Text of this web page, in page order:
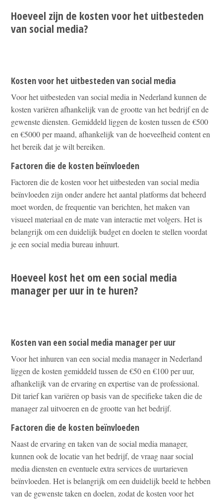
Hoeveel zijn de kosten voor het uitbesteden
van social media?
Kosten voor het uitbesteden van social media
Voor het uitbesteden van social media in Nederland kunnen de
kosten variëren afhankelijk van de grootte van het bedrijf en de
gewenste diensten. Gemiddeld liggen de kosten tussen de €500
en €5000 per maand, afhankelijk van de hoeveelheid content en
het bereik dat je wilt bereiken.
Factoren die de kosten beïnvloeden
Factoren die de kosten voor het uitbesteden van social media
beïnvloeden zijn onder andere het aantal platforms dat beheerd
moet worden, de frequentie van berichten, het maken van
visueel materiaal en de mate van interactie met volgers. Het is
belangrijk om een duidelijk budget en doelen te stellen voordat
je een social media bureau inhuurt.
Hoeveel kost het om een social media
manager per uur in te huren?
Kosten van een social media manager per uur
Voor het inhuren van een social media manager in Nederland
liggen de kosten gemiddeld tussen de €50 en €100 per uur,
afhankelijk van de ervaring en expertise van de professional.
Dit tarief kan variëren op basis van de specifieke taken die de
manager zal uitvoeren en de grootte van het bedrijf.
Factoren die de kosten beïnvloeden
Naast de ervaring en taken van de social media manager,
kunnen ook de locatie van het bedrijf, de vraag naar social
media diensten en eventuele extra services de uurtarieven
beïnvloeden. Het is belangrijk om een duidelijk beeld te hebben
van de gewenste taken en doelen, zodat de kosten voor het